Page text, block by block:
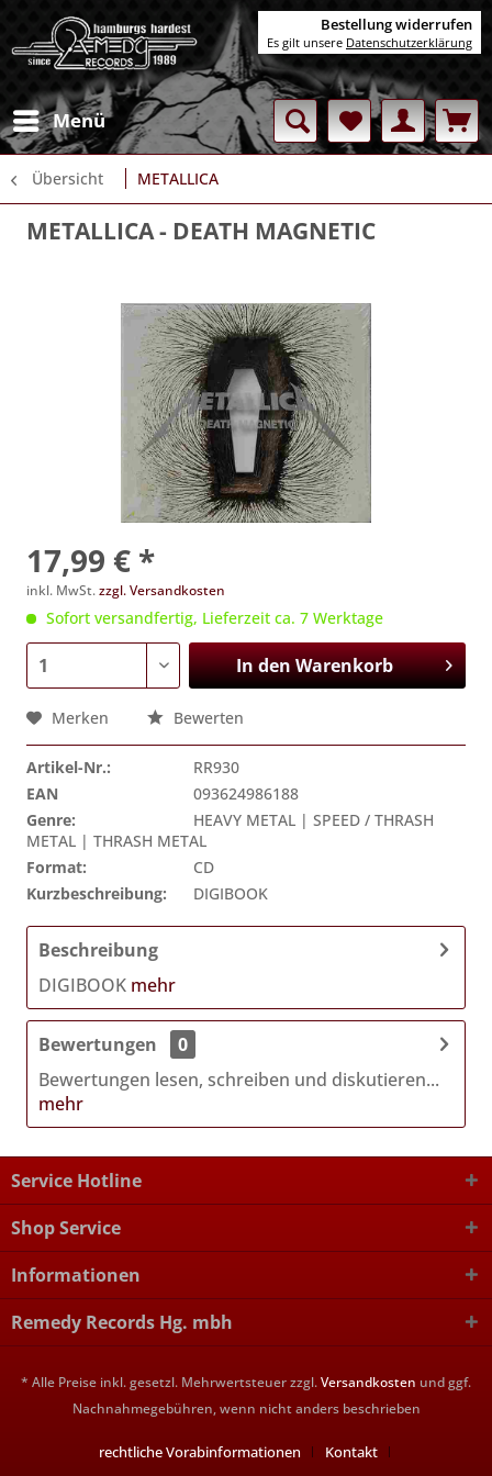
Menü
Übersicht METALLICA
METALLICA- DEATH MAGNETIC
17,99 € *
inkl. MwSt.zzgl. Versandkosten
Sofort versandfertig, Lieferzeit ca. 7 Werktage
In denWarenkorb
Merken Bewerten
Artikel-Nr.:
RR930
EAN
093624986188
Genre:
HEAVY METAL | SPEED / THRASH
METAL | THRASH METAL
Format:
CD
Kurzbeschreibung:
DIGIBOOK
Beschreibung
DIGIBOOK mehr
Bewertungen
0
Bewertungen lesen, schreiben und diskutieren...
mehr
Service Hotline
Shop Service
Informationen
Remedy Records Hg. mbh
* Alle Preise inkl. gesetzl. Mehrwertsteuer zzgl.Versandkosten und ggf.
Nachnahmegebühren, wenn nicht anders beschrieben
rechtliche Vorabinformationen Kontakt
Bestellung widerrufen
Es gilt unsere Datenschutzerklärung